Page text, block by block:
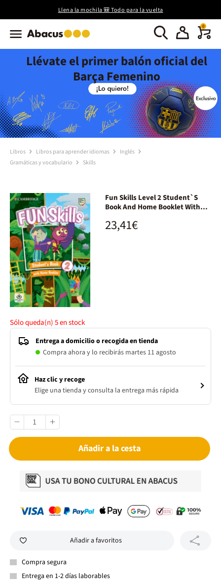
Llena la mochila 🎒 Todo para la vuelta
0
Llévate el primer balón oficial del
Barça Femenino
Libros Libros para aprender idiomas
Inglés
Gramáticas y vocabulario
Skills
Fun Skills Level 2 Student`S
Book And Home Booklet With
23,41€
Sólo queda(n)5en stock
Entrega a domicilio o recogida en tienda
Compra ahora y lo recibirás martes 11 agosto
Haz clic y recoge
Elige una tienda y consulta la entrega más rápida
Añadir a la cesta
Añadir a favoritos
Compra segura
Entrega en 1-2 días laborables